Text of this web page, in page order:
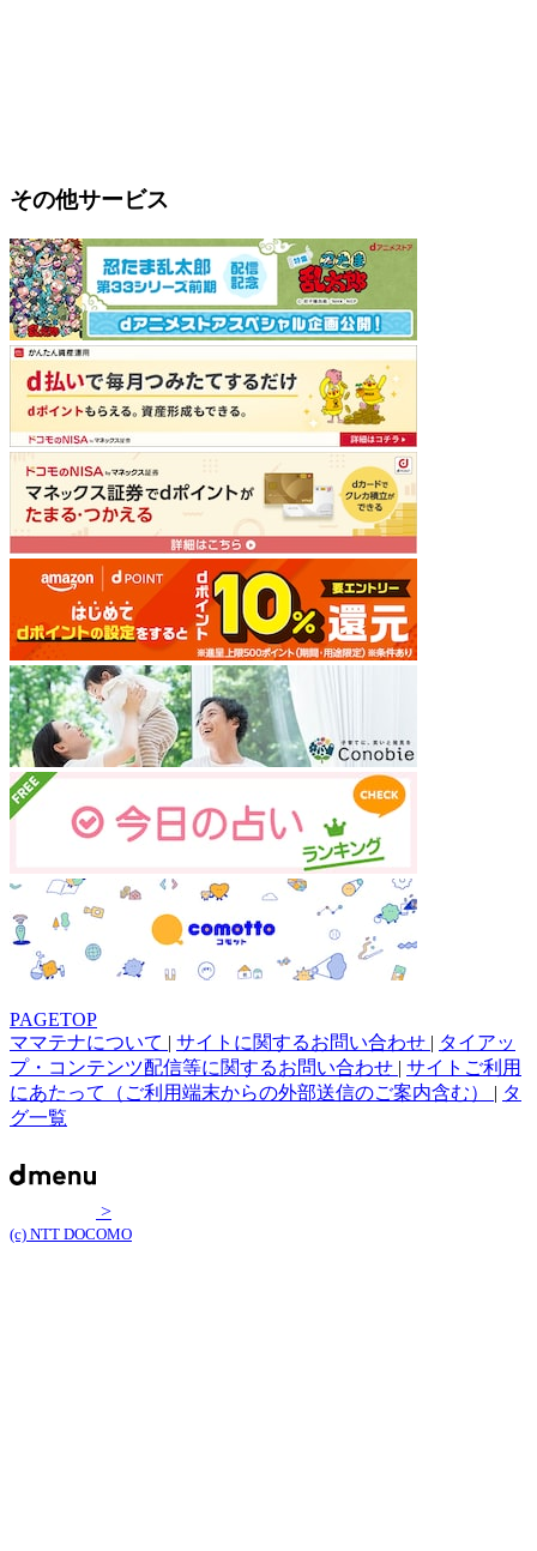
その他サービス
PAGETOP
ママテナについて | サイトに関するお問い合わせ | タイアッ
プ・コンテンツ配信等に関するお問い合わせ | サイトご利用
にあたって（ご利用端末からの外部送信のご案内含む） | タ
グ一覧
>
(c) NTT DOCOMO